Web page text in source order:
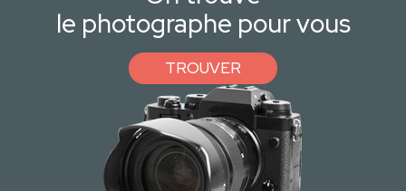
le photographe pour vous
TROUVER